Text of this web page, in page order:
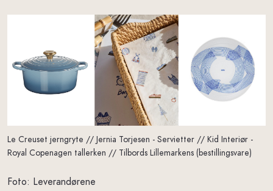
Le Creuset jerngryte // Jernia Torjesen - Servietter // Kid Interiør -
Royal Copenagen tallerken // Tilbords Lillemarkens (bestillingsvare)
Foto: Leverandørene